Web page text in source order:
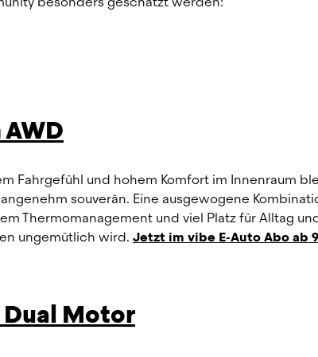
Fahrgefühl und hohem Komfort im Innenraum
souverän. Eine ausgewogene
Thermomanagement und viel Platz für Alltag
ungemütlich wird. Jetzt im vibe E-Auto Abo ab
Dual Motor